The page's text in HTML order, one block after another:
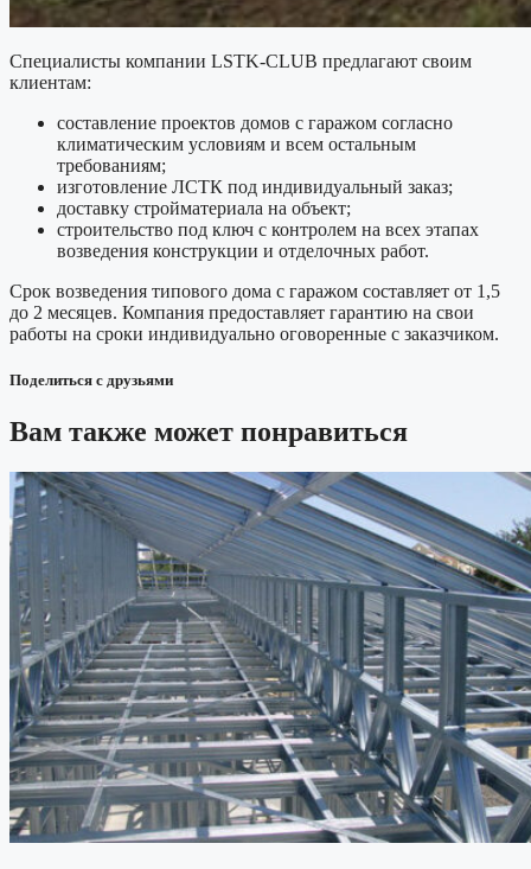
Специалисты компании LSTK-CLUB предлагают своим
клиентам:
составление проектов домов с гаражом согласно
климатическим условиям и всем остальным
требованиям;
изготовление ЛСТК под индивидуальный заказ;
доставку стройматериала на объект;
строительство под ключ с контролем на всех этапах
возведения конструкции и отделочных работ.
Срок возведения типового дома с гаражом составляет от 1,5
до 2 месяцев. Компания предоставляет гарантию на свои
работы на сроки индивидуально оговоренные с заказчиком.
Поделиться с друзьями
Вам также может понравиться